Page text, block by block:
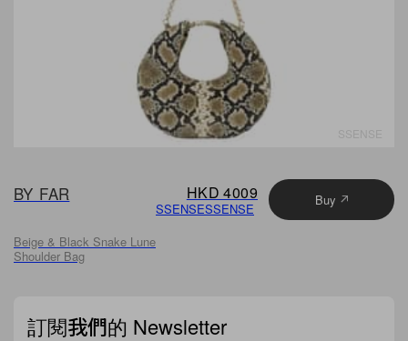
BY FAR
Beige & Black Snake Lune
Shoulder Bag
HKD 4009
SSENSESSENSE Buy
訂閱我們的 Newsletter